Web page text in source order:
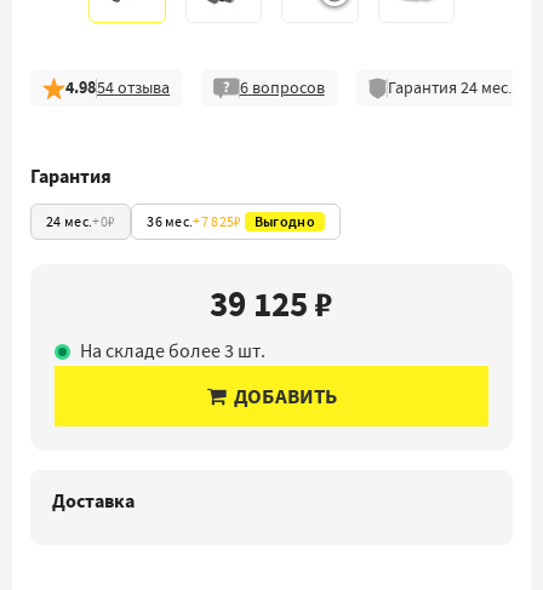
4.9854отзыва 6 вопросов Гарантия24 мес.
Гарантия
24 мес.+0₽ 36 мес.+7 825₽ Выгодно
39 125 ₽
ДОБАВИТЬ
На складе более 3 шт.
Доставка